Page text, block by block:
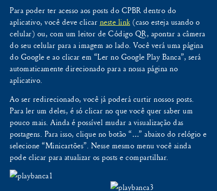
Para poder ter acesso aos posts do CPBR dentro do
aplicativo, você deve clicar neste link (caso esteja usando o
celular) ou, com um leitor de Código QR, apontar a câmera
do seu celular para a imagem ao lado. Você verá uma página
do Google e ao clicar em “Ler no Google Play Banca”, será
automaticamente direcionado para a nossa página no
aplicativo.
Ao ser redirecionado, você já poderá curtir nossos posts.
Para ler um deles, é só clicar no que você quer saber um
pouco mais. Ainda é possível mudar a visualização das
postagens. Para isso, clique no botão “…” abaixo do relógio e
selecione “Minicartões”. Nesse mesmo menu você ainda
pode clicar para atualizar os posts e compartilhar.